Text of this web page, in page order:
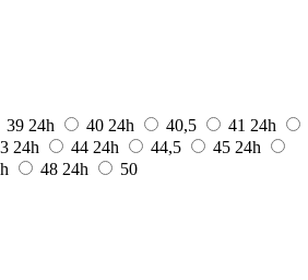
39 24h 40 24h 40,5 41 24h
24h 44 24h 44,5 45 24h
48 24h
50